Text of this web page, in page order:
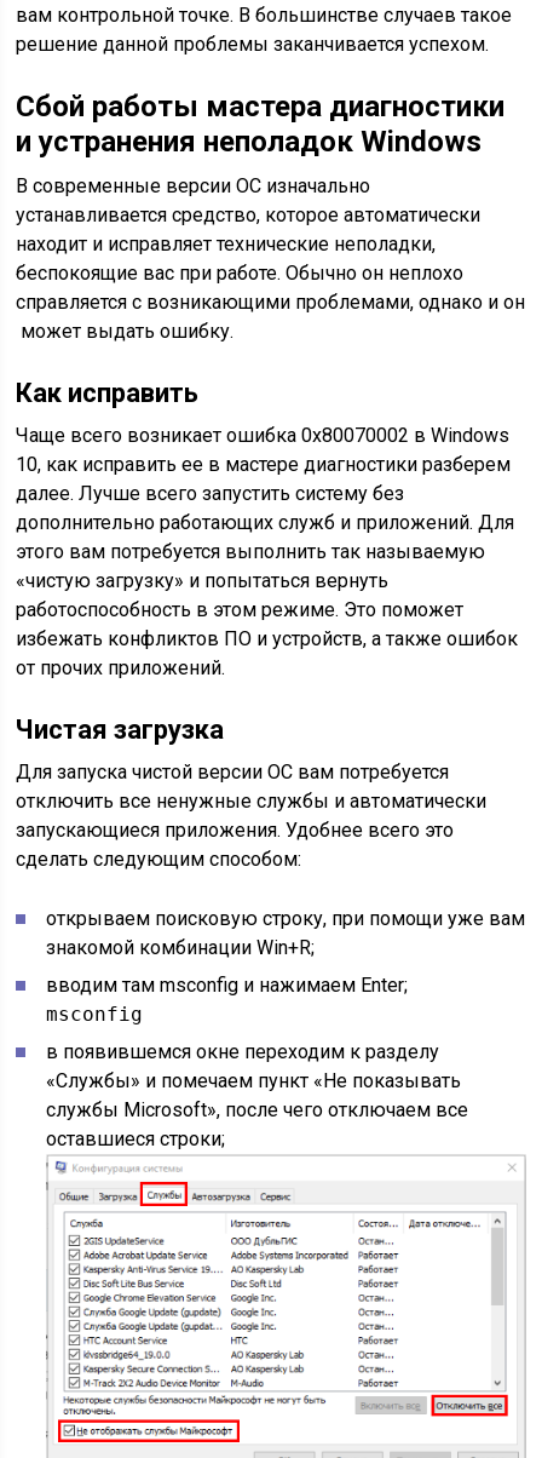
вам контрольной точке. В большинстве случаев такое
решение данной проблемы заканчивается успехом.
Сбой работы мастера диагностики
и устранения неполадок Windows
В современные версии ОС изначально
устанавливается средство, которое автоматически
находит и исправляет технические неполадки,
беспокоящие вас при работе. Обычно он неплохо
справляется с возникающими проблемами, однако и он
может выдать ошибку.
Как исправить
Чаще всего возникает ошибка 0x80070002 в Windows
10, как исправить ее в мастере диагностики разберем
далее. Лучше всего запустить систему без
дополнительно работающих служб и приложений. Для
этого вам потребуется выполнить так называемую
«чистую загрузку» и попытаться вернуть
работоспособность в этом режиме. Это поможет
избежать конфликтов ПО и устройств, а также ошибок
от прочих приложений.
Чистая загрузка
Для запуска чистой версии ОС вам потребуется
отключить все ненужные службы и автоматически
запускающиеся приложения. Удобнее всего это
сделать следующим способом:
открываем поисковую строку, при помощи уже вам
знакомой комбинации Win+R;
вводим там msconfig и нажимаем Enter;
msconfig
в появившемся окне переходим к разделу
«Службы» и помечаем пункт «Не показывать
службы Microsoft», после чего отключаем все
оставшиеся строки;